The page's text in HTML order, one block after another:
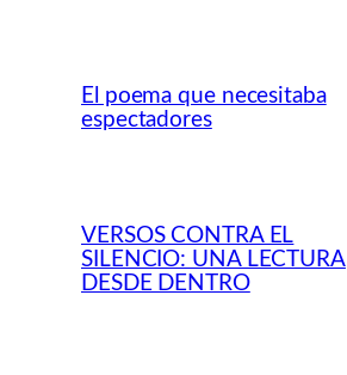
El poema que necesitaba
espectadores
VERSOS CONTRA EL
SILENCIO: UNA LECTURA
DESDE DENTRO